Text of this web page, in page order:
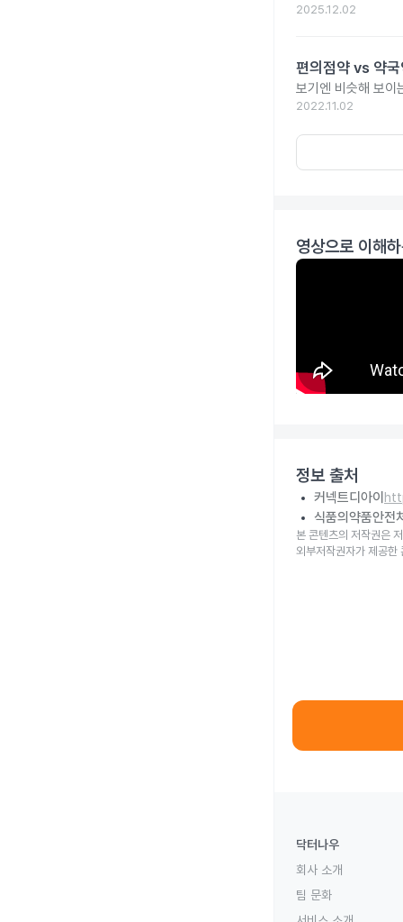
2025.12.02
편의점약 vs 약
보기엔 비슷해 보이
2022.11.02
영상으로 이해
정보 출처
커넥트디아이
식품의약품안전
본 콘텐츠의 저작권은
외부저작권자가 제공한
닥터나우
회사 소개
팀 문화